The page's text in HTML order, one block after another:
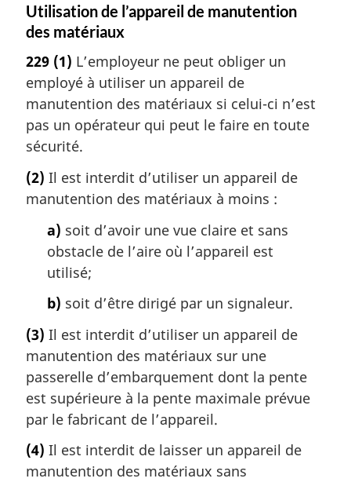
Utilisation de l’appareil de manutention
des matériaux
229 (1) L’employeur ne peut obliger un
employé à utiliser un appareil de
manutention des matériaux si celui-ci n’est
pas un opérateur qui peut le faire en toute
sécurité.
(2) Il est interdit d’utiliser un appareil de
manutention des matériaux à moins :
a) soit d’avoir une vue claire et sans
obstacle de l’aire où l’appareil est
utilisé;
b) soit d’être dirigé par un signaleur.
(3) Il est interdit d’utiliser un appareil de
manutention des matériaux sur une
passerelle d’embarquement dont la pente
est supérieure à la pente maximale prévue
par le fabricant de l’appareil.
(4) Il est interdit de laisser un appareil de
manutention des matériaux sans